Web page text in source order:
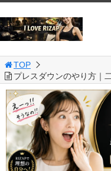
TOP
プレスダウンのやり方｜